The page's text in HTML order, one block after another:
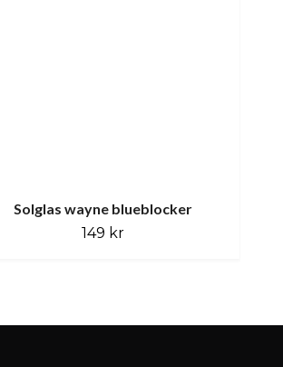
Solglas wayne blueblocker
149 kr